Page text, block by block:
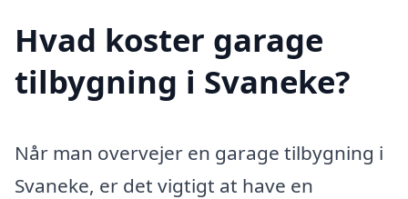
Hvad koster garage
tilbygning i Svaneke?
Når man overvejer en garage tilbygning i
Svaneke, er det vigtigt at have en